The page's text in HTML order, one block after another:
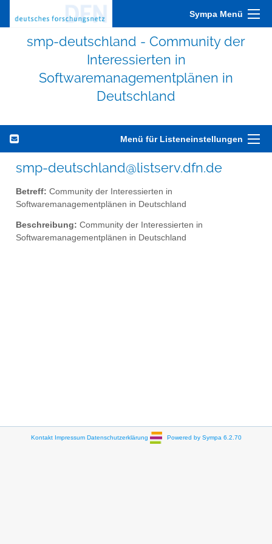
Sympa Menü
smp-deutschland - Community der
Interessierten in
Softwaremanagementplänen in
Deutschland
Menü für Listeneinstellungen
smp-deutschland@listserv.dfn.de
Betreff: Community der Interessierten in
Softwaremanagementplänen in Deutschland
Beschreibung: Community der Interessierten in
Softwaremanagementplänen in Deutschland
Kontakt Impressum Datenschutzerklärung Powered by Sympa 6.2.70